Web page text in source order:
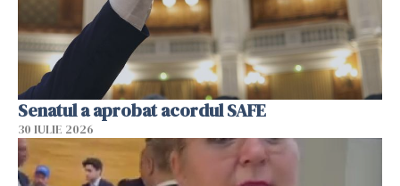
Senatul a aprobat acordul SAFE
30 IULIE 2026